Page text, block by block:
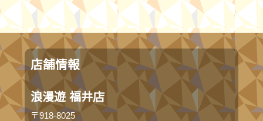
店舗情報
浪漫遊 福井店
〒918-8025